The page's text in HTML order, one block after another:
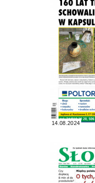
14.08.2024